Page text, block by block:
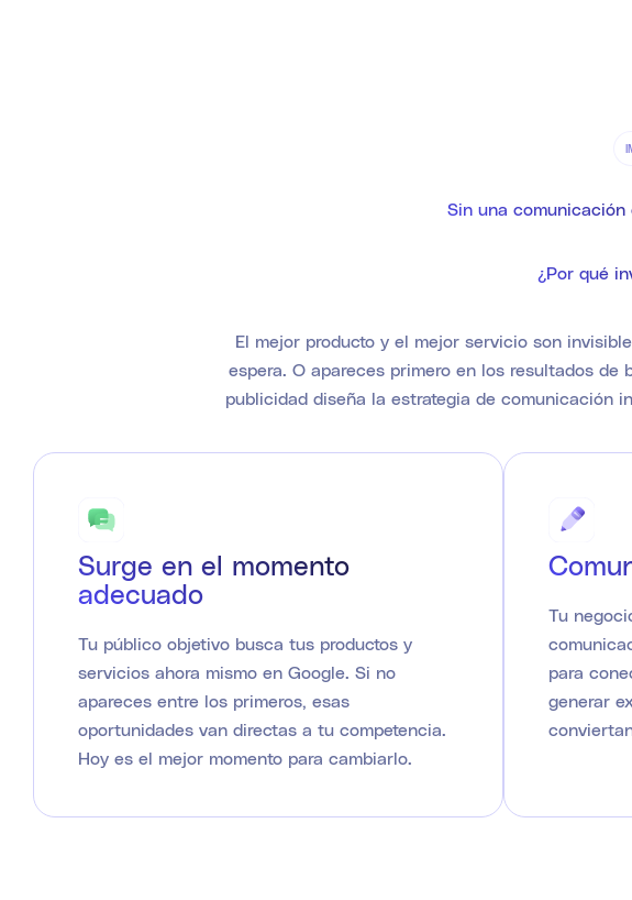
Sin una comunicación
¿Por qué
El mejor producto y el mejor servicio son
espera. O apareces primero en los resultados de
publicidad diseña la estrategia de comunicación
Surge en el momento
adecuado
Tu público objetivo busca tus productos y
servicios ahora mismo en Google. Si no
apareces entre los primeros, esas
oportunidades van directas a tu competencia.
Hoy es el mejor momento para cambiarlo.
Tu
para
generar